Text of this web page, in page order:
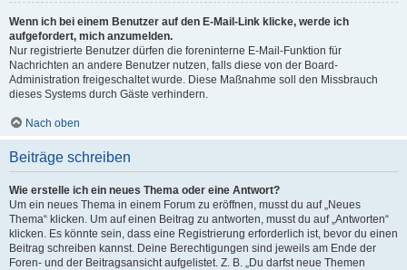
Wenn ich bei einem Benutzer auf den E-Mail-Link klicke, werde ich
aufgefordert, mich anzumelden.
Nur registrierte Benutzer dürfen die foreninterne E-Mail-Funktion für
Nachrichten an andere Benutzer nutzen, falls diese von der Board-
Administration freigeschaltet wurde. Diese Maßnahme soll den Missbrauch
dieses Systems durch Gäste verhindern.
Nach oben
Beiträge schreiben
Wie erstelle ich ein neues Thema oder eine Antwort?
Um ein neues Thema in einem Forum zu eröffnen, musst du auf „Neues
Thema“ klicken. Um auf einen Beitrag zu antworten, musst du auf „Antworten“
klicken. Es könnte sein, dass eine Registrierung erforderlich ist, bevor du einen
Beitrag schreiben kannst. Deine Berechtigungen sind jeweils am Ende der
Foren- und der Beitragsansicht aufgelistet. Z. B. „Du darfst neue Themen